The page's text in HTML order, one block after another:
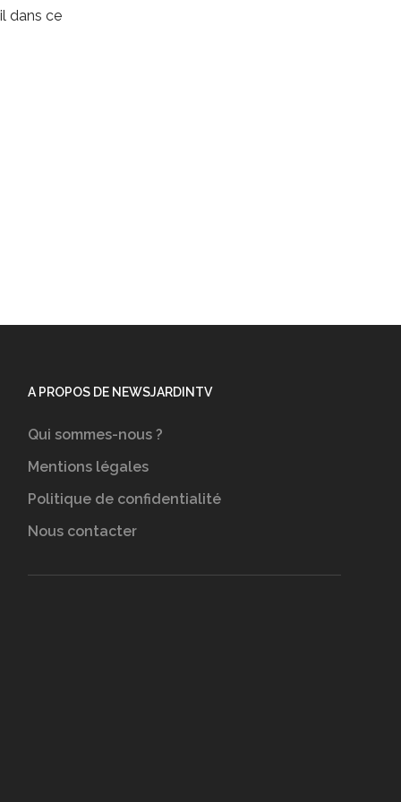
dans ce
A PROPOS DE NEWSJARDINTV
Qui sommes-nous ?
Mentions légales
Politique de confidentialité
Nous contacter